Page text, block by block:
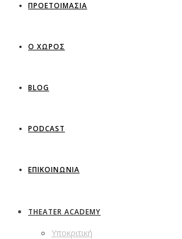
ΠΡΟΕΤΟΙΜΑΣΙΑ
Ο ΧΩΡΟΣ
BLOG
PODCAST
ΕΠΙΚΟΙΝΩΝΙΑ
THEATER ACADEMY
Υποκριτική